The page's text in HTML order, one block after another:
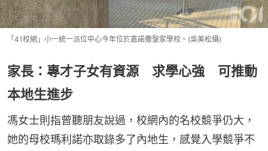
「41校網」小一統一派位中心今年位於嘉諾撒聖家學校。(吳美松攝)
家長：專才子女有資源 求學心強 可推動
本地生進步
馮女士則指曾聽朋友說過，校網內的名校競爭仍大，
她的母校瑪利諾亦取錄多了內地生，感覺入學競爭不